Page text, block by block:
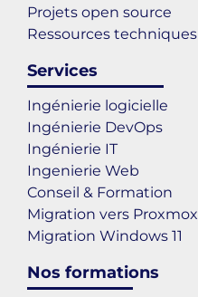
Projets open source
Ressources techniques
Services
Ingénierie logicielle
Ingénierie DevOps
Ingénierie IT
Ingenierie Web
Conseil & Formation
Migration vers Proxmox
Migration Windows 11
Nos formations